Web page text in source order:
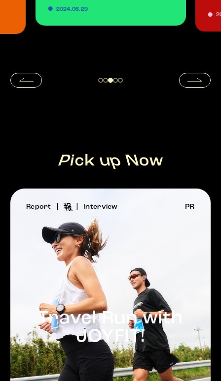
2024.06.29
Report 報 Interview PR
Travel Run with
JOYFIT!